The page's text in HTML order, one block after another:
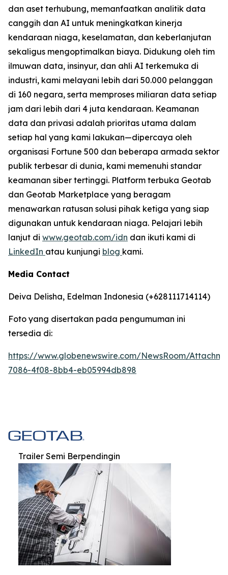
dan aset terhubung, memanfaatkan analitik data
canggih dan AI untuk meningkatkan kinerja
kendaraan niaga, keselamatan, dan keberlanjutan
sekaligus mengoptimalkan biaya. Didukung oleh tim
ilmuwan data, insinyur, dan ahli AI terkemuka di
industri, kami melayani lebih dari 50.000 pelanggan
di 160 negara, serta memproses miliaran data setiap
jam dari lebih dari 4 juta kendaraan. Keamanan
data dan privasi adalah prioritas utama dalam
setiap hal yang kami lakukan—dipercaya oleh
organisasi Fortune 500 dan beberapa armada sektor
publik terbesar di dunia, kami memenuhi standar
keamanan siber tertinggi. Platform terbuka Geotab
dan Geotab Marketplace yang beragam
menawarkan ratusan solusi pihak ketiga yang siap
digunakan untuk kendaraan niaga. Pelajari lebih
lanjut di www.geotab.com/idn dan ikuti kami di
LinkedIn atau kunjungi blog kami.
Media Contact
Deiva Delisha, Edelman Indonesia (+628111714114)
Foto yang disertakan pada pengumuman ini
tersedia di:
https://www.globenewswire.com/NewsRoom/
7086-4f08-8bb4-eb05994db898
Trailer Semi Berpendingin